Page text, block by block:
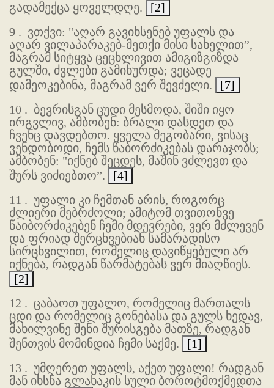
გადამექცა ყოველდღე.
[2]
9 . ვთქვი: "აღარ გავიხსენებ უფალს და
აღარ ვილაპარაკებ-მეთქი მისი სახელით”,
მაგრამ სიტყვა ცეცხლივით ამიგიზგიზდა
გულში, ძვლები გამიხურდა; ვეცადე
დამეოკებინა, მაგრამ ვერ შევძელი.
[7]
10 . ბევრისგან ცუდი მესმოდა, შიში იყო
ირგვლივ, ამბობენ: ბრალი დასდეთ და
ჩვენც დავდებთო. ყველა მეგობარი, ვისაც
ვენდობოდი, ჩემს წაბორძიკებას დარაჯობს;
ამბობენ: "იქნებ შეცდეს, მაშინ ვძლევთ და
შურს ვიძიებთო”.
[4]
11 . უფალი კი ჩემთან არის, როგორც
ძლიერი მებრძოლი; ამიტომ თვითონვე
წაიბორძიკებენ ჩემი მდევრები, ვერ მძლევენ
და ფრიად შერცხვებიან სამარადისო
სირცხვილით, რომელიც დავიწყებული არ
იქნება, რადგან წარმატებას ვერ მიაღწიეს.
[2]
12 . ცაბაოთ უფალო, რომელიც მართალს
ცდი და რომელიც გონებასა და გულს ხედავ,
მახილვინე შენი შურისგება მათზე, რადგან
შენთვის მომინდია ჩემი საქმე.
[1]
13 . უმღერეთ უფალს, აქეთ უფალი! რადგან
მან იხსნა გლახაკის სული ბოროტმოქმედთა